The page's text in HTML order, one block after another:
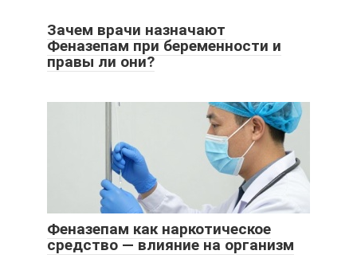
Зачем врачи назначают
Феназепам при беременности и
правы ли они?
Феназепам как наркотическое
средство — влияние на организм